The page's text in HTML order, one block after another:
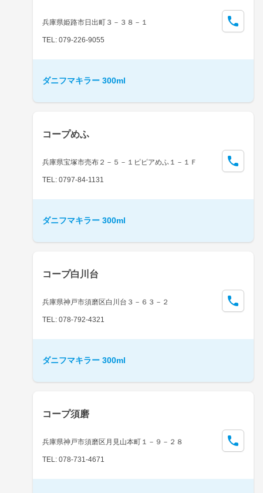
兵庫県姫路市日出町３－３８－１
TEL: 079-226-9055
ダニフマキラー 300ml
コープめふ
兵庫県宝塚市売布２－５－１ピピアめふ１－１Ｆ
TEL: 0797-84-1131
ダニフマキラー 300ml
コープ白川台
兵庫県神戸市須磨区白川台３－６３－２
TEL: 078-792-4321
ダニフマキラー 300ml
コープ須磨
兵庫県神戸市須磨区月見山本町１－９－２８
TEL: 078-731-4671